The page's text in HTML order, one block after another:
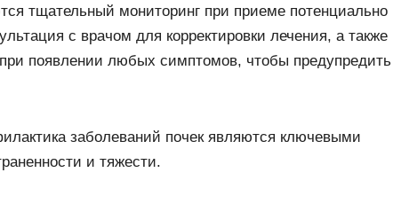
тщательный мониторинг при приеме потенциально
с врачом для корректировки лечения, а также
появлении любых симптомов, чтобы предупредить
заболеваний почек являются ключевыми
и тяжести.